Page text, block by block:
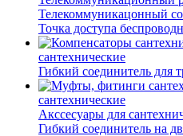
Телекоммуникацонный
Точка доступа
сантехнические
Гибкий соединитель для
сантехнические
Акссесуары для
Гибкий соединитель на